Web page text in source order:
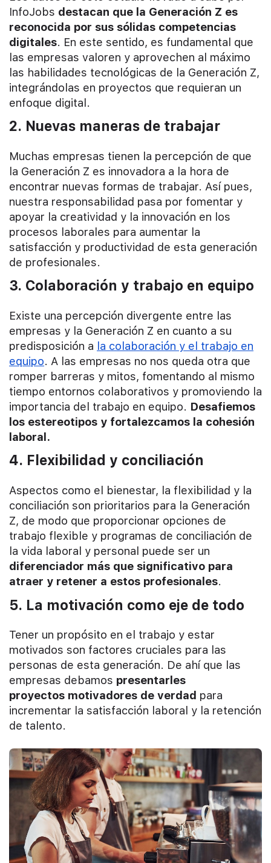
InfoJobs destacan que la Generación Z es
reconocida por sus sólidas competencias
digitales. En este sentido, es fundamental que
las empresas valoren y aprovechen al máximo
las habilidades tecnológicas de la Generación Z,
integrándolas en proyectos que requieran un
enfoque digital.
2. Nuevas maneras de trabajar
Muchas empresas tienen la percepción de que
la Generación Z es innovadora a la hora de
encontrar nuevas formas de trabajar. Así pues,
nuestra responsabilidad pasa por fomentar y
apoyar la creatividad y la innovación en los
procesos laborales para aumentar la
satisfacción y productividad de esta generación
de profesionales.
3. Colaboración y trabajo en equipo
Existe una percepción divergente entre las
empresas y la Generación Z en cuanto a su
predisposición a la colaboración y el trabajo en
equipo. A las empresas no nos queda otra que
romper barreras y mitos, fomentando al mismo
tiempo entornos colaborativos y promoviendo la
importancia del trabajo en equipo. Desafiemos
los estereotipos y fortalezcamos la cohesión
laboral.
4. Flexibilidad y conciliación
Aspectos como el bienestar, la flexibilidad y la
conciliación son prioritarios para la Generación
Z, de modo que proporcionar opciones de
trabajo flexible y programas de conciliación de
la vida laboral y personal puede ser un
diferenciador más que significativo para
atraer y retener a estos profesionales.
5. La motivación como eje de todo
Tener un propósito en el trabajo y estar
motivados son factores cruciales para las
personas de esta generación. De ahí que las
empresas debamos presentarles
proyectos motivadores de verdad para
incrementar la satisfacción laboral y la retención
de talento.